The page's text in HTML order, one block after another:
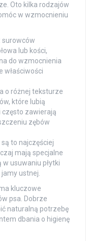
Oto kilka rodzajów
w wzmocnieniu
surowców
lub kości,
do wzmocnienia
właściwości
o różnej teksturze
które lubią
często zawierają
zębów
są to najczęściej
mają specjalne
usuwaniu płytki
ustnej.
kluczowe
psa. Dobrze
naturalną potrzebę
dbania o higienę